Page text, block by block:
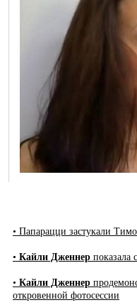
• Папарацци застукали
• Кайли Дженнер показала
• Кайли Дженнер
откровенной фотосессии